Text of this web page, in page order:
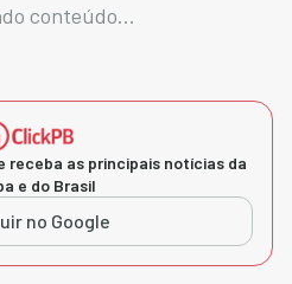
conteúdo...
receba as principais notícias da
e do Brasil
no Google